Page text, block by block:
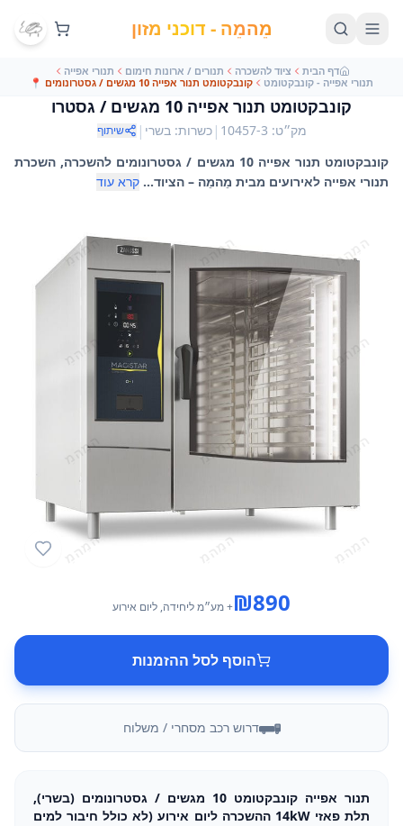
מֵהמֵה - דוכני מזון
דף הבית ציוד להשכרה תנורים / ארונות חימום
תנורי אפייה
תנורי אפייה - קונבקטומט
קונבקטומט תנור אפייה 10 מגשים / גסטרונומים 📍
קונבקטומט תנור אפייה 10 מגשים / גסטרו
מק״ט:
10457-3
|כשרות:בשרי | שיתוף
קונבקטומט תנור אפייה 10 מגשים / גסטרונומים להשכרה, השכרת
תנורי אפייה לאירועים מבית מֵהמֵה – הציוד... קרא עוד
₪890 + מע״מליחידה, ליום אירוע
הוסף לסל ההזמנות
דרוש רכב מסחרי / משלוח
תנור אפייה קונבקטומט 10 מגשים / גסטרונומים (בשרי),
תלת פאזי 14kW ההשכרה ליום אירוע (לא כולל חיבור למים